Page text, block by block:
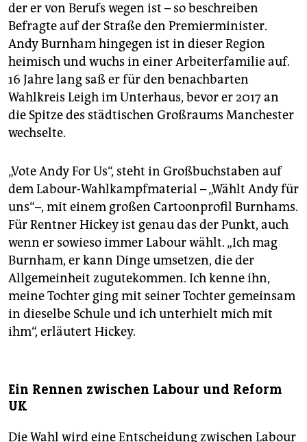
der er von Berufs wegen ist – so beschreiben
Befragte auf der Straße den Premierminister.
Andy Burnham hingegen ist in dieser Region
heimisch und wuchs in einer Arbeiterfamilie auf.
16 Jahre lang saß er für den benachbarten
Wahlkreis Leigh im Unterhaus, bevor er 2017 an
die Spitze des städtischen Großraums Manchester
wechselte.
„Vote Andy For Us“, steht in Großbuchstaben auf
dem Labour-Wahlkampfmaterial – „Wählt Andy für
uns“–, mit einem großen Cartoonprofil Burnhams.
Für Rentner Hickey ist genau das der Punkt, auch
wenn er sowieso immer Labour wählt. „Ich mag
Burnham, er kann Dinge umsetzen, die der
Allgemeinheit zugutekommen. Ich kenne ihn,
meine Tochter ging mit seiner Tochter gemeinsam
in dieselbe Schule und ich unterhielt mich mit
ihm“, erläutert Hickey.
Ein Rennen zwischen Labour und Reform
UK
Die Wahl wird eine Entscheidung zwischen Labour